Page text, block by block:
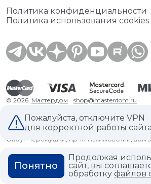
Политика конфиденциальности
Политика использования cookies
© 2026, Мастердом shop@masterdom.ru
ООО "АРТДЕКОРИУМ", ИНН: 9728136130, КПП:
1247700460260, 117335, Город Москва,
Округ Черемушки, пр-кт Нахимовский, дом
Пожалуйста, отключите VPN
для корректной работы сайта
Продолжая
сайт, вы
обработкуфайлов
Понятно